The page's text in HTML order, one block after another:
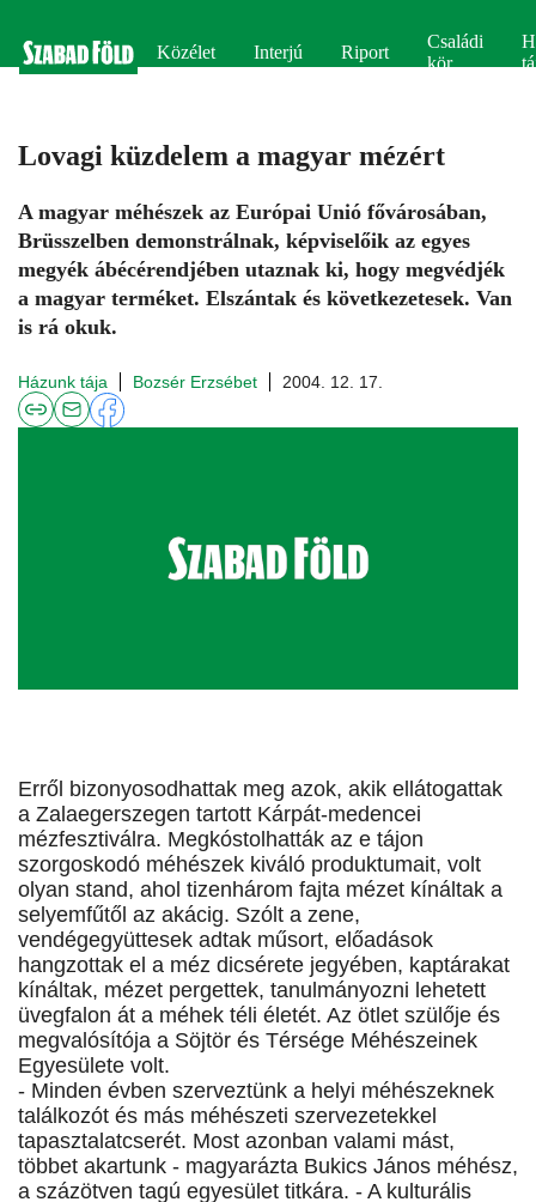
Közélet Interjú Riport
Családi
kör
Lovagi küzdelem a magyar mézért
A magyar méhészek az Európai Unió fővárosában,
Brüsszelben demonstrálnak, képviselőik az egyes
megyék ábécérendjében utaznak ki, hogy megvédjék
a magyar terméket. Elszántak és következetesek. Van
is rá okuk.
Házunk tája Bozsér Erzsébet 2004. 12. 17.
Erről bizonyosodhattak meg azok, akik ellátogattak
a Zalaegerszegen tartott Kárpát-medencei
mézfesztiválra. Megkóstolhatták az e tájon
szorgoskodó méhészek kiváló produktumait, volt
olyan stand, ahol tizenhárom fajta mézet kínáltak a
selyemfűtől az akácig. Szólt a zene,
vendégegyüttesek adtak műsort, előadások
hangzottak el a méz dicsérete jegyében, kaptárakat
kínáltak, mézet pergettek, tanulmányozni lehetett
üvegfalon át a méhek téli életét. Az ötlet szülője és
megvalósítója a Söjtör és Térsége Méhészeinek
Egyesülete volt.
- Minden évben szerveztünk a helyi méhészeknek
találkozót és más méhészeti szervezetekkel
tapasztalatcserét. Most azonban valami mást,
többet akartunk - magyarázta Bukics János méhész,
a százötven tagú egyesület titkára. - A kulturális